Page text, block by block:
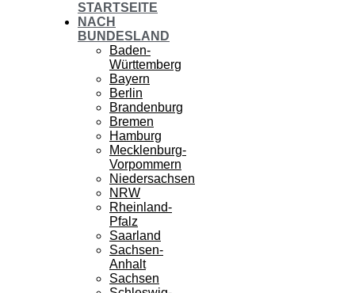
STARTSEITE
NACH
BUNDESLAND
Baden-
Württemberg
Bayern
Berlin
Brandenburg
Bremen
Hamburg
Mecklenburg-
Vorpommern
Niedersachsen
NRW
Rheinland-
Pfalz
Saarland
Sachsen-
Anhalt
Sachsen